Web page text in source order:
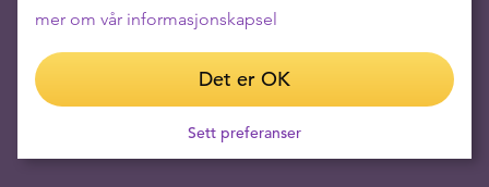
mer om vår informasjonskapsel
Det er OK
Sett preferanser